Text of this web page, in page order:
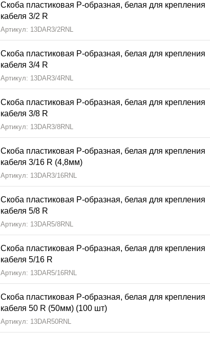
Скоба пластиковая Р-образная, белая для крепления
кабеля 3/2 R
Артикул: 13DAR3/2RNL
Скоба пластиковая Р-образная, белая для крепления
кабеля 3/4 R
Артикул: 13DAR3/4RNL
Скоба пластиковая Р-образная, белая для крепления
кабеля 3/8 R
Артикул: 13DAR3/8RNL
Скоба пластиковая Р-образная, белая для крепления
кабеля 3/16 R (4,8мм)
Артикул: 13DAR3/16RNL
Скоба пластиковая Р-образная, белая для крепления
кабеля 5/8 R
Артикул: 13DAR5/8RNL
Скоба пластиковая Р-образная, белая для крепления
кабеля 5/16 R
Артикул: 13DAR5/16RNL
Скоба пластиковая Р-образная, белая для крепления
кабеля 50 R (50мм) (100 шт)
Артикул: 13DAR50RNL